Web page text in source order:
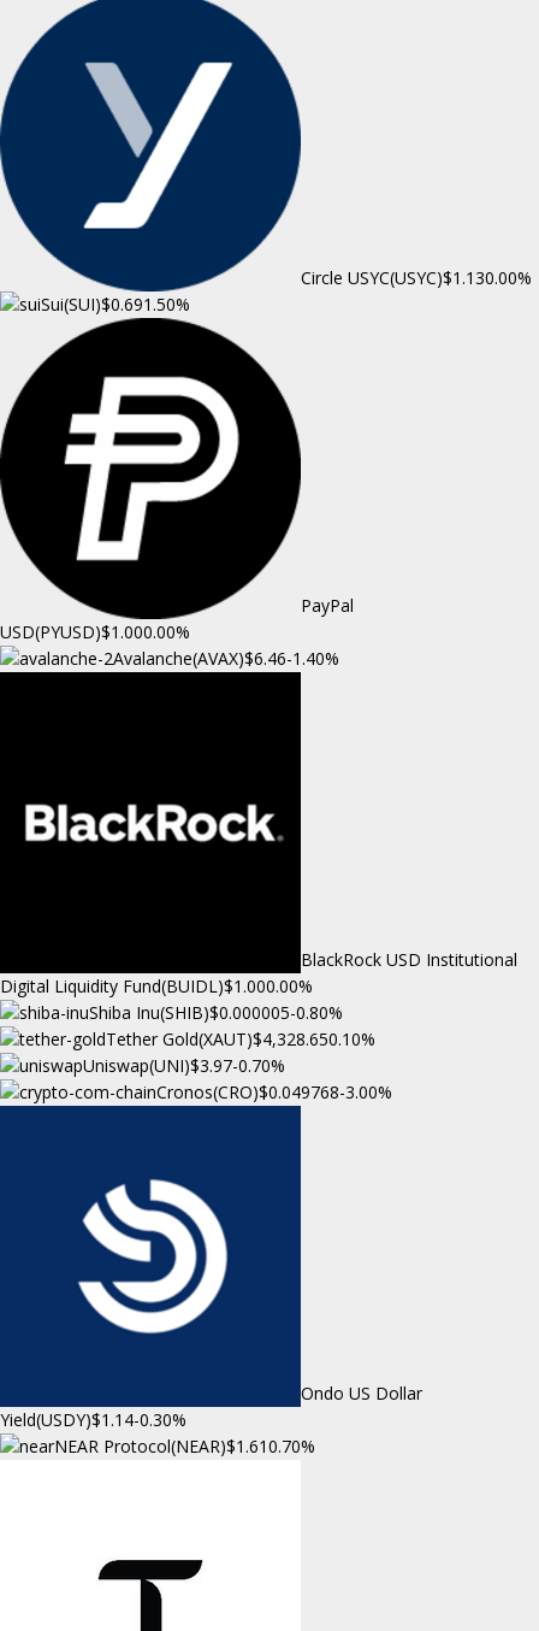
Circle USYC(USYC)$1.130.00%
Sui(SUI)$0.691.50%
PayPal
USD(PYUSD)$1.000.00%
Avalanche(AVAX)$6.46-1.40%
BlackRock USD Institutional
Digital Liquidity Fund(BUIDL)$1.000.00%
Shiba Inu(SHIB)$0.000005-0.80%
Tether Gold(XAUT)$4,328.650.10%
Uniswap(UNI)$3.97-0.70%
Cronos(CRO)$0.049768-3.00%
Ondo US Dollar
Yield(USDY)$1.14-0.30%
NEAR Protocol(NEAR)$1.610.70%